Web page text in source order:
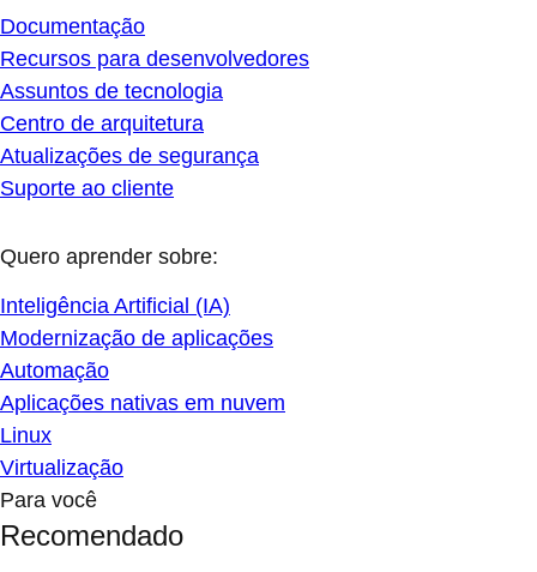
Documentação
Recursos para desenvolvedores
Assuntos de tecnologia
Centro de arquitetura
Atualizações de segurança
Suporte ao cliente
Quero aprender sobre:
Inteligência Artificial (IA)
Modernização de aplicações
Automação
Aplicações nativas em nuvem
Linux
Virtualização
Para você
Recomendado